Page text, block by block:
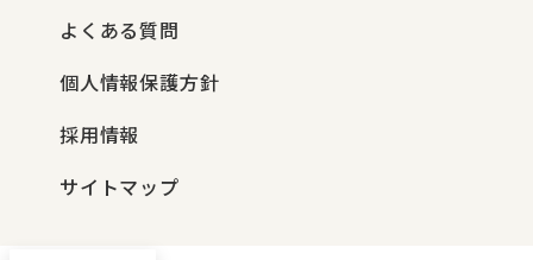
よくある質問
個人情報保護方針
採用情報
サイトマップ